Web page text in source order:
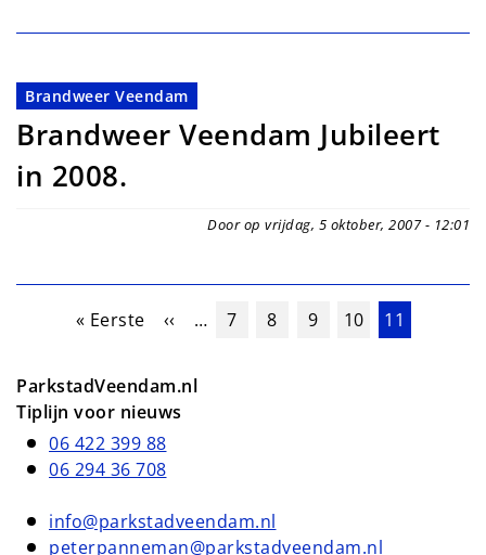
Brandweer Veendam
Brandweer Veendam Jubileert
in 2008.
Door op vrijdag, 5 oktober, 2007 - 12:01
Paginering
Eerste pagina
« Eerste Vorige pagina
‹‹ … Pagina
7 Pagina
8 Pagina
9 Pagina
10 Huidige
11
ParkstadVeendam.nl
Tiplijn voor nieuws
06 422 399 88
06 294 36 708
info@parkstadveendam.nl
peterpanneman@parkstadveendam.nl